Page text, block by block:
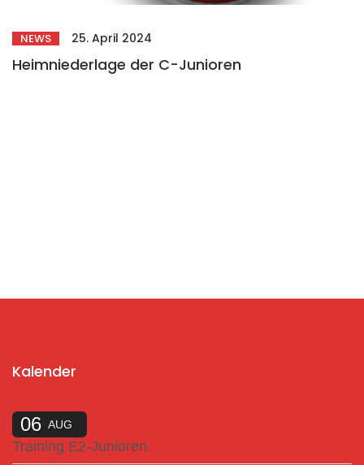
NEWS 25. April 2024
Heimniederlage der C-Junioren
Kalender
06 AUG
Training E2-Junioren